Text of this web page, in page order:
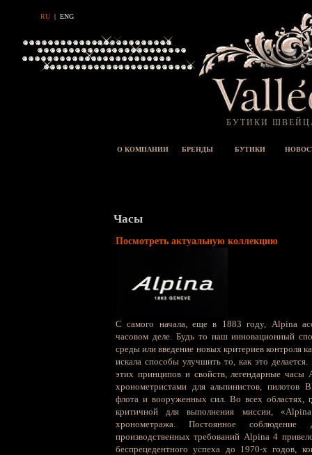
RU | ENG
БУТИКИ
О КОМПАНИИ БРЕНДЫ БУТИКИ
Часы
Посмотреть актуальную коллекцию
С самого начала, еще в 1883 году, Alpina
часовом деле. Будь то наш инновационный
среды или введение новых критериев контроля
искала способы улучшить то, как это
этих принципов и свойств, легендарные часы
хронометристами для альпинистов, пилотов
флота и вооруженных сил. Во всех областях,
критичной для выполнения миссии,
хронометража. Постоянное соблюдение
производственных требований Alpina 4
беспрецедентного успеха до 1970-х годов,